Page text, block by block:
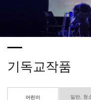
that
기독교작품
어린이 일반, 청